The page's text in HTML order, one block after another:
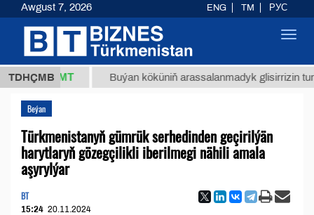
TDHÇMB
ТМТ Buýan köküniň arassalanmadyk glisirrizin turşusy
Beýan
Türkmenistanyň gümrük serhedinden geçirilýän
harytlaryň gözegçilikli iberilmegi nähili amala
aşyrylýar
BT
15:24 20.11.2024
Awgust 7, 2026 ENG TM РУС